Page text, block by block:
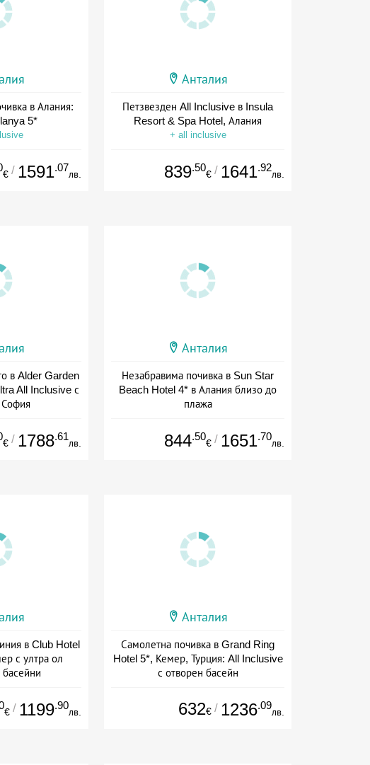
в Алания:
5*
€ / 1591.07
лв.
Анталия
Петзвезден All Inclusive в Insula
Resort & Spa Hotel, Алания
+ all inclusive
839.50
€ / 1641.92
лв.
в Alder Garden
All Inclusive с
София
€ / 1788.61
лв.
Анталия
Незабравима почивка в Sun Star
Beach Hotel 4* в Алания близо до
плажа
844.50
€ / 1651.70
лв.
в Club Hotel
с ултра ол
басейни
€ / 1199.90
лв.
Анталия
Самолетна почивка в Grand Ring
Hotel 5*, Кемер, Турция: All Inclusive
с отворен басейн
632€ / 1236.09
лв.